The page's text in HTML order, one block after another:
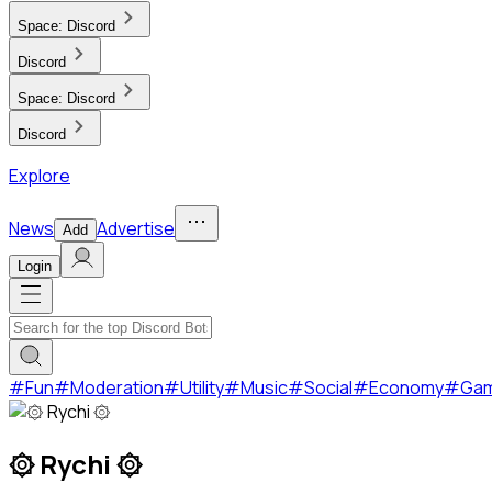
Space: Discord
Discord
Space: Discord
Discord
Explore
News Add Advertise
Login
#Fun#Moderation#Utility#Music#Social#Economy#
۞ Rychi ۞